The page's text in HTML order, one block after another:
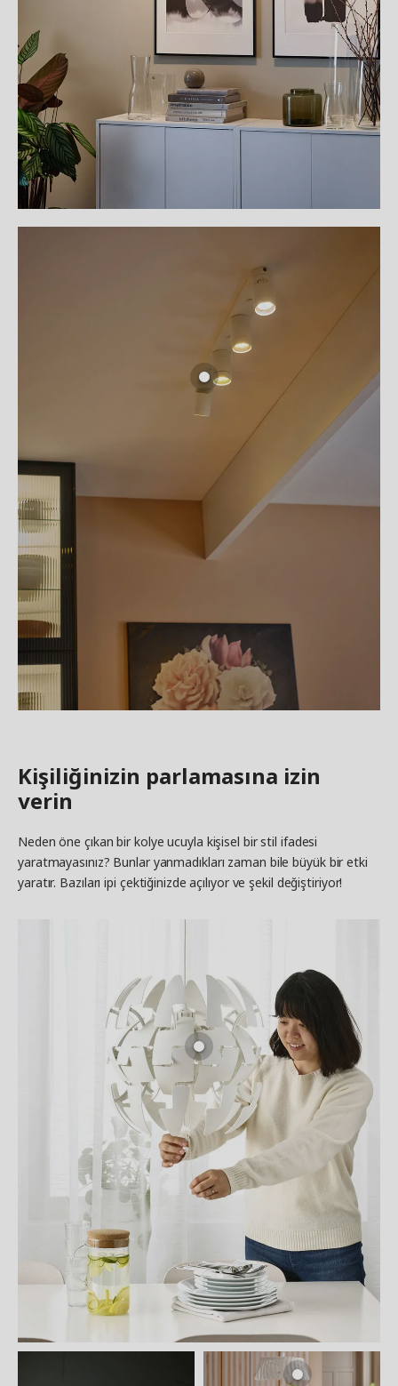
Kişiliğinizin parlamasına izin
verin
Neden öne çıkan bir kolye ucuyla kişisel bir stil ifadesi
yaratmayasınız? Bunlar yanmadıkları zaman bile büyük bir etki
yaratır. Bazıları ipi çektiğinizde açılıyor ve şekil değiştiriyor!